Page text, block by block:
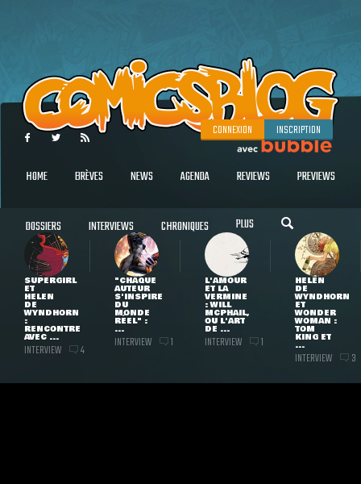
CONNEXION INSCRIPTION
HOME BRÈVES NEWS AGENDA REVIEWS PREVIEWS
DOSSIERS INTERVIEWS CHRONIQUES PLUS
SUPERGIRL
ET
HELEN
DE
WYNDHORN
:
RENCONTRE
AVEC ...
INTERVIEW 4
"CHAQUE
AUTEUR
S'INSPIRE
DU
MONDE
RÉEL" :
...
INTERVIEW 1
L'AMOUR
ET LA
VERMINE
: WILL
MCPHAIL,
OU L'ART
DE ...
INTERVIEW 1
HELEN
DE
WYNDHORN
ET
WONDER
WOMAN :
TOM
KING ET
...
INTERVIEW 3